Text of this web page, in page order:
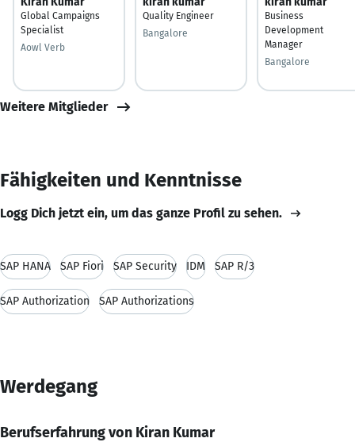
Global Campaigns
Specialist
Aowl Verb
Quality Engineer
Bangalore
Business
Development
Manager
Bangalore
Weitere Mitglieder
Fähigkeiten und Kenntnisse
Logg Dich jetzt ein, um das ganze Profil zu sehen.
SAP HANA SAP Fiori SAP Security IDM SAP R/3
SAP Authorization SAP Authorizations
Werdegang
Berufserfahrung von Kiran Kumar